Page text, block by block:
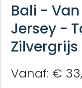
Bali -
Jersey -
Zilvergrijs
Vanaf: €